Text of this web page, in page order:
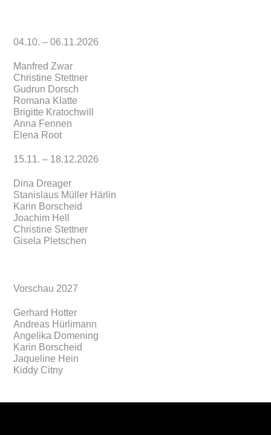
04.10. – 06.11.2026
Manfred Zwar
Christine Stettner
Gudrun Dorsch
Romana Klatte
Brigitte Kratochwill
Anna Fennen
Elena Root
15.11. – 18.12.2026
Dina Dreager
Stanislaus Müller Härlin
Karin Borscheid
Joachim Hell
Christine Stettner
Gisela Pletschen
Vorschau 2027
Gerhard Hotter
Andreas Hürlimann
Angelika Domening
Karin Borscheid
Jaqueline Hein
Kiddy Citny